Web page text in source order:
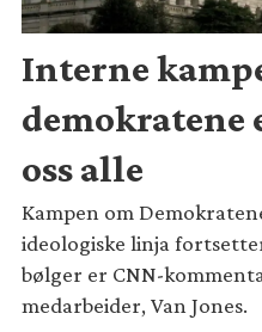
Interne
demokratene
oss alle
Kampen om
ideologiske linja
bølger er CNN-
medarbeider, Van Jones.